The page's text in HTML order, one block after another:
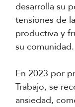
desarrolla su
tensiones de
productiva y
su comunidad.
En 2023 por
Trabajo, se
ansiedad,